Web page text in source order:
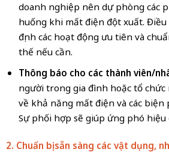
doanh nghiệp nên dự phòng các
huống khi mất điện đột xuất. Điều
định các hoạt động ưu tiên và
thế nếu cần.
Thông báo cho các thành viên/
người trong gia đình hoặc tổ
về khả năng mất điện và các biện
Sự phối hợp sẽ giúp ứng phó hiệu
2. Chuẩn bị sẵn sàng các vật dụng,